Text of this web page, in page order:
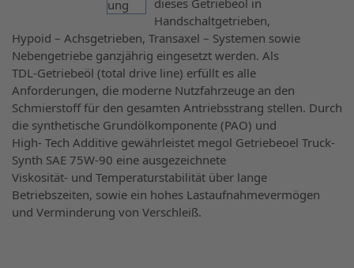
Handschaltgetrieben,
Hypoid – Achsgetrieben, Transaxel – Systemen sowie
Nebengetriebe ganzjährig eingesetzt werden. Als
TDL-Getriebeöl (total drive line) erfüllt es alle
Anforderungen, die moderne Nutzfahrzeuge an den
Schmierstoff für den gesamten Antriebsstrang stellen. Durch
die synthetische Grundölkomponente (PAO) und
High- Tech Additive gewährleistet megol Getriebeoel Truck-
Synth SAE 75W-90 eine ausgezeichnete
Viskosität- und Temperaturstabilität über lange
Betriebszeiten, sowie ein hohes Lastaufnahmevermögen
und Verminderung von Verschleiß.